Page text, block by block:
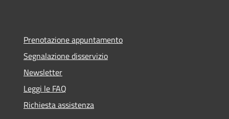
Prenotazione appuntamento
Segnalazione disservizio
Newsletter
Leggi le FAQ
Richiesta assistenza